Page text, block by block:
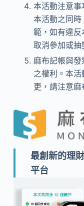
本活動注意
本活動之同
範，如有違
取消參加或抽
麻布記帳與
之權利。本
更，請注意麻
最創新的理
平台